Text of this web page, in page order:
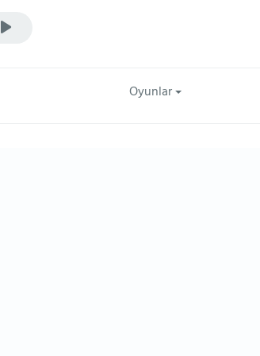
Oyunlar